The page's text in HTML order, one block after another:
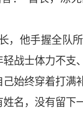
，他手握全队
战士体力不支
始终穿着打满
名，没有留下